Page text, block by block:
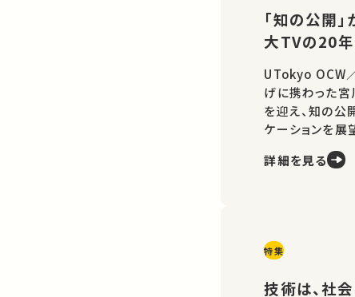
「知の公開
大TVの20年
UTokyo OCW
げに携わった宮
を迎え、知の公
ケーションを展
詳細を見る
特集
技術は、社